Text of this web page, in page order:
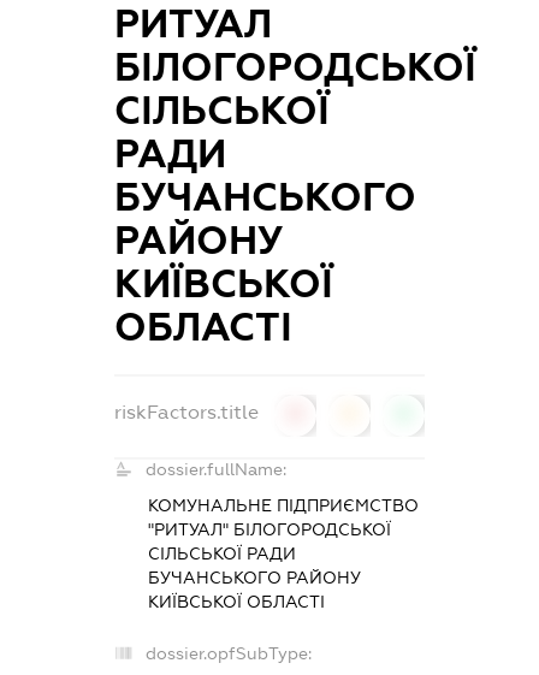
РИТУАЛ
БІЛОГОРОДСЬКОЇ
СІЛЬСЬКОЇ
РАДИ
БУЧАНСЬКОГО
РАЙОНУ
КИЇВСЬКОЇ
ОБЛАСТІ
riskFactors.title
dossier.fullName:
КОМУНАЛЬНЕ ПІДПРИЄМСТВО
"РИТУАЛ" БІЛОГОРОДСЬКОЇ
СІЛЬСЬКОЇ РАДИ
БУЧАНСЬКОГО РАЙОНУ
КИЇВСЬКОЇ ОБЛАСТІ
dossier.opfSubType: